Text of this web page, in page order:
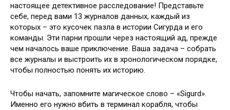
настоящее детективное расследование! Представьте
себе, перед вами 13 журналов данных, каждый из
которых – это кусочек пазла в истории Сигурда и его
команды. Эти парни прошли через настоящий ад, прежде
чем началось ваше приключение. Ваша задача – собрать
все журналы и выстроить их в хронологическом порядке,
чтобы полностью понять их историю.
Чтобы начать, запомните магическое слово – «Sigurd».
Именно его нужно вбить в терминал корабля, чтобы